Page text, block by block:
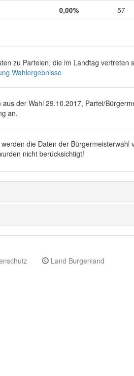
0,00% 57
zu Parteien, die im Landtag vertreten
Wahlergebnisse
aus der Wahl 29.10.2017, Partei/
an.
die Daten der Bürgermeisterwahl
nicht berücksichtigt!
Land Burgenland